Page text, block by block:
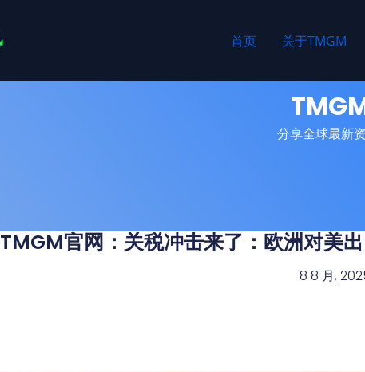
首页 关于TMGM
分享全球最新
TMGM官网：关税冲击来了：欧洲对美
8 8 月,